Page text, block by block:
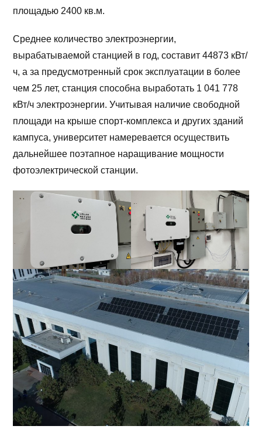
площадью 2400 кв.м.
Среднее количество электроэнергии,
вырабатываемой станцией в год, составит 44873 кВт/
ч, а за предусмотренный срок эксплуатации в более
чем 25 лет, станция способна выработать 1 041 778
кВт/ч электроэнергии. Учитывая наличие свободной
площади на крыше спорт-комплекса и других зданий
кампуса, университет намеревается осуществить
дальнейшее поэтапное наращивание мощности
фотоэлектрической станции.